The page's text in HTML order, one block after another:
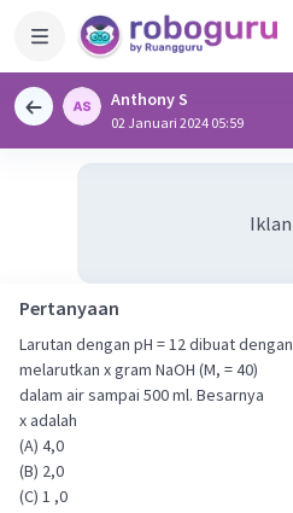
Anthony S
02 Januari 2024 05:59
Iklan
Pertanyaan
Larutan dengan pH = 12 dibuat dengan
melarutkan x gram NaOH (M, = 40)
dalam air sampai 500 ml. Besarnya
x adalah
(A) 4,0
(B) 2,0
(C) 1 ,0